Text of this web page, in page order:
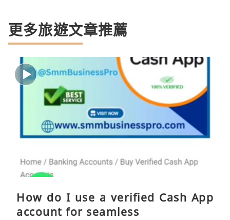
更多旅遊文章推薦
How do I use a verified Cash App
account for seamless